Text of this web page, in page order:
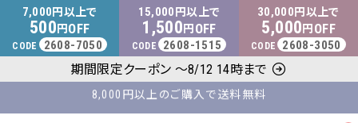
マタニティウェア・授乳服のスウィートマミー
7,000円以上で
500円OFF
CODE 2608-7050
15,000 円以上で
1,500 円 OFF
CODE 2608-1515
30,000 円以上で
5,000 円 OFF
CODE 2608-3050
期間限定クーポン ～8/12 14時まで
8,000円以上のご購入で送料無料
平日14時 / 土日祝12時まで のご注文で当日出荷！